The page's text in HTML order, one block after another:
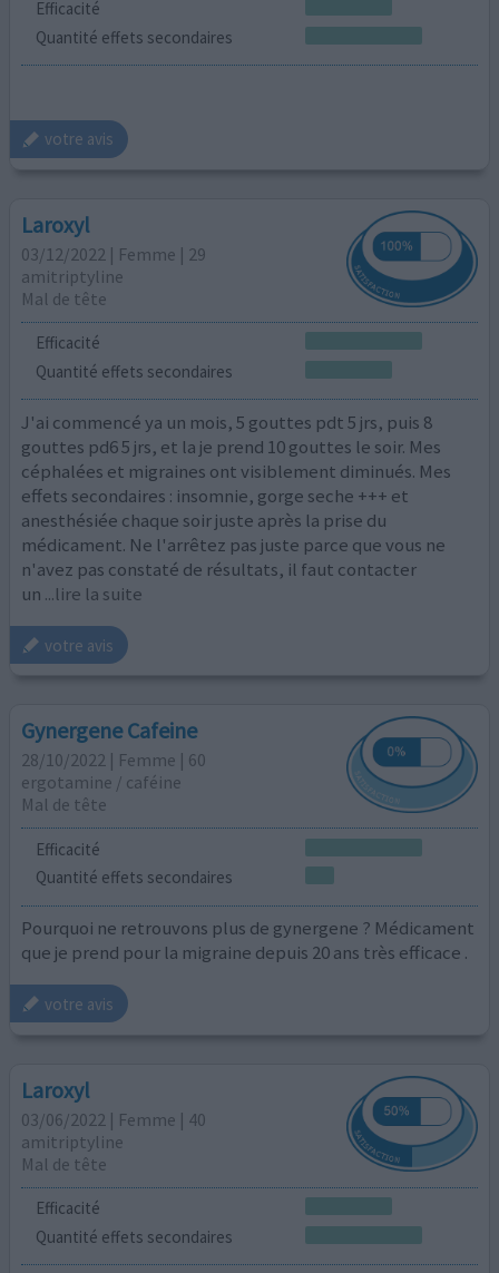
Efficacité
Quantité effets secondaires
votre avis
Laroxyl
03/12/2022 | Femme | 29
amitriptyline
Mal de tête
Efficacité
Quantité effets secondaires
J'ai commencé ya un mois, 5 gouttes pdt 5 jrs, puis 8
gouttes pd6 5 jrs, et la je prend 10 gouttes le soir. Mes
céphalées et migraines ont visiblement diminués. Mes
effets secondaires : insomnie, gorge seche +++ et
anesthésiée chaque soir juste après la prise du
médicament. Ne l'arrêtez pas juste parce que vous ne
n'avez pas constaté de résultats, il faut contacter
un ...lire la suite
votre avis
Gynergene Cafeine
28/10/2022 | Femme | 60
ergotamine / caféine
Mal de tête
Efficacité
Quantité effets secondaires
Pourquoi ne retrouvons plus de gynergene ? Médicament
que je prend pour la migraine depuis 20 ans très efficace .
votre avis
Laroxyl
03/06/2022 | Femme | 40
amitriptyline
Mal de tête
Efficacité
Quantité effets secondaires